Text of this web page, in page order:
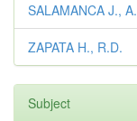
SALAMANCA J., A.
ZAPATA H., R.D.
Subject